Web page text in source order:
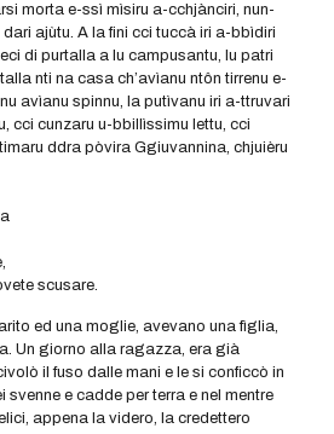
morta e-ssì mìsiru a-cchjànciri, nun-
ajùtu. A la fini cci tuccà iri a-bbìdiri
di purtalla a lu campusantu, lu patri
nti na casa ch’avìanu ntôn tirrenu e-
avìanu spinnu, la putìvanu iri a-ttruvari
cci cunzaru u-bbillìssimu lettu, cci
ddra pòvira Ggiuvannina, chjuièru
scusare.
ed una moglie, avevano una fìglia,
Un giorno alla ragazza, era già
il fuso dalle mani e le si conficcò in
e cadde per terra e nel mentre
appena la videro, la credettero